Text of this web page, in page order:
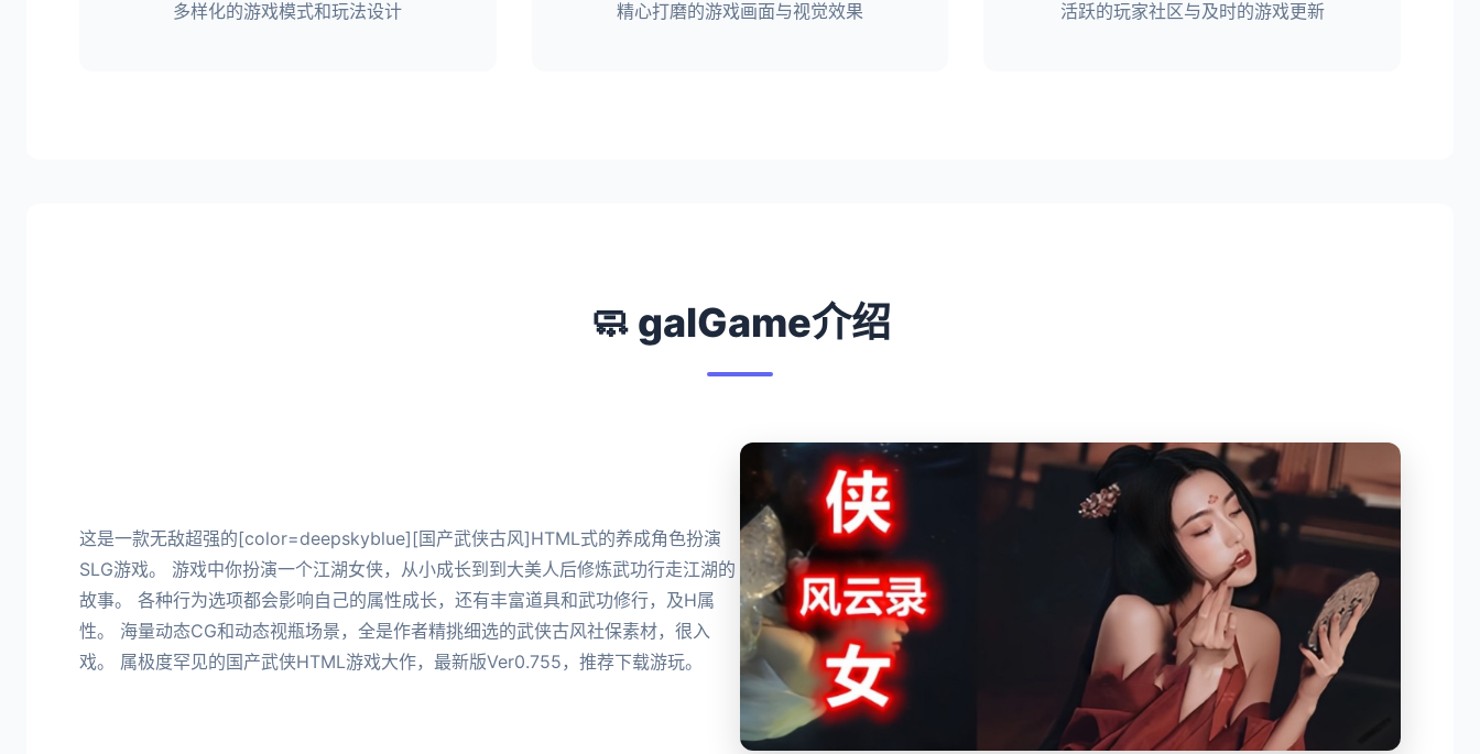
多样化的游戏模式和玩法设计 精心打磨的游戏画面与视觉效果 活跃的玩家社区与及时的游戏更新
🧼 galGame介绍
这是一款无敌超强的[color=deepskyblue][国产武侠古风]HTML式的养成角色扮演
SLG游戏。 游戏中你扮演一个江湖女侠，从小成长到到大美人后修炼武功行走江湖的
故事。 各种行为选项都会影响自己的属性成长，还有丰富道具和武功修行，及H属
性。 海量动态CG和动态视瓶场景，全是作者精挑细选的武侠古风社保素材，很入
戏。 属极度罕见的国产武侠HTML游戏大作，最新版Ver0.755，推荐下载游玩。